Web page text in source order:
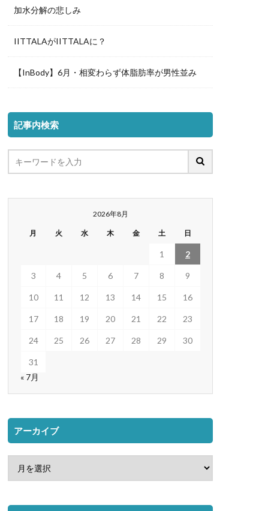
加水分解の悲しみ
IITTALAがIITTALAに？
【InBody】6月・相変わらず体脂肪率が男性並み
記事内検索
2026年8月
月 火 水 木 金 土 日
1 2
3 4 5 6 7 8 9
10 11 12 13 14 15 16
17 18 19 20 21 22 23
24 25 26 27 28 29 30
31
« 7月
アーカイブ